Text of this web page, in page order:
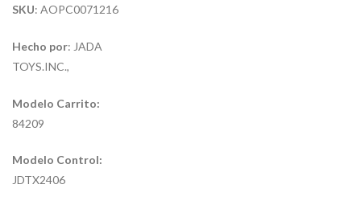
SKU: AOPC0071216
Hecho por: JADA
TOYS.INC.,
Modelo Carrito:
84209
Modelo Control:
JDTX2406